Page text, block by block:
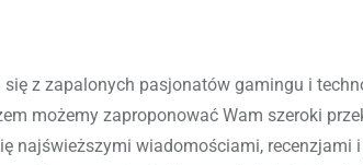
się z zapalonych pasjonatów gamingu i
możemy zaproponować Wam szeroki
najświeższymi wiadomościami, recenzjami